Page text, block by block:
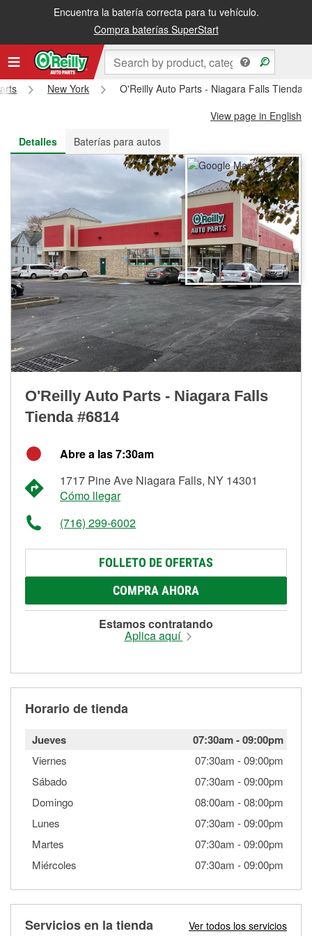
Encuentra la batería correcta para tu vehículo.
Compra baterías SuperStart
Recibe tu orden gratis al día siguiente o recógela en la tienda
New York
O'Reilly Auto Parts - Niagara Falls Tienda
View page in English
Detalles
Baterías para autos
O'Reilly Auto Parts - Niagara Falls
Tienda #6814
Abre a las 7:30am
1717 Pine Ave Niagara Falls, NY 14301
Cómo llegar
(716) 299-6002
FOLLETO DE OFERTAS
COMPRA AHORA
Estamos contratando
Aplica aquí
Horario de tienda
Jueves 07:30am-09:00pm
Viernes 07:30am -09:00pm
Sábado
07:30am -09:00pm
Domingo
08:00am -08:00pm
Lunes
07:30am -09:00pm
Martes
07:30am -09:00pm
Miércoles
07:30am -09:00pm
Servicios en la tienda Ver todos los servicios